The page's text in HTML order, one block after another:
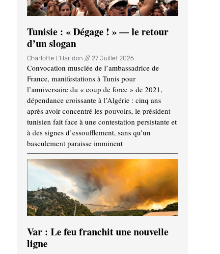
Tunisie : « Dégage ! » — le retour
d’un slogan
Charlotte L'Haridon 27 Juillet 2026
Convocation musclée de l’ambassadrice de
France, manifestations à Tunis pour
l’anniversaire du « coup de force » de 2021,
dépendance croissante à l’Algérie : cinq ans
après avoir concentré les pouvoirs, le président
tunisien fait face à une contestation persistante et
à des signes d’essoufflement, sans qu’un
basculement paraisse imminent
Var : Le feu franchit une nouvelle
ligne